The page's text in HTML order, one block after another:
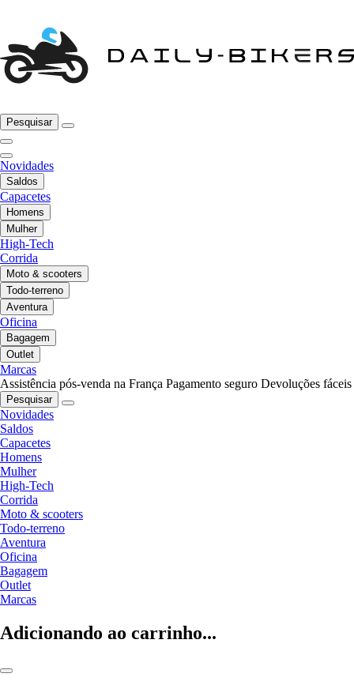
Pesquisar
Novidades
Saldos
Capacetes
Homens
Mulher
High-Tech
Corrida
Moto & scooters
Todo-terreno
Aventura
Oficina
Bagagem
Outlet
Marcas
Assistência pós-venda na França Pagamento seguro Devoluções fáceis
Pesquisar
Novidades
Saldos
Capacetes
Homens
Mulher
High-Tech
Corrida
Moto & scooters
Todo-terreno
Aventura
Oficina
Bagagem
Outlet
Marcas
Adicionando ao carrinho...